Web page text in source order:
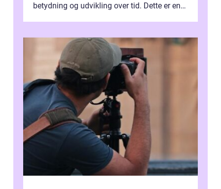
betydning og udvikling over tid. Dette er en